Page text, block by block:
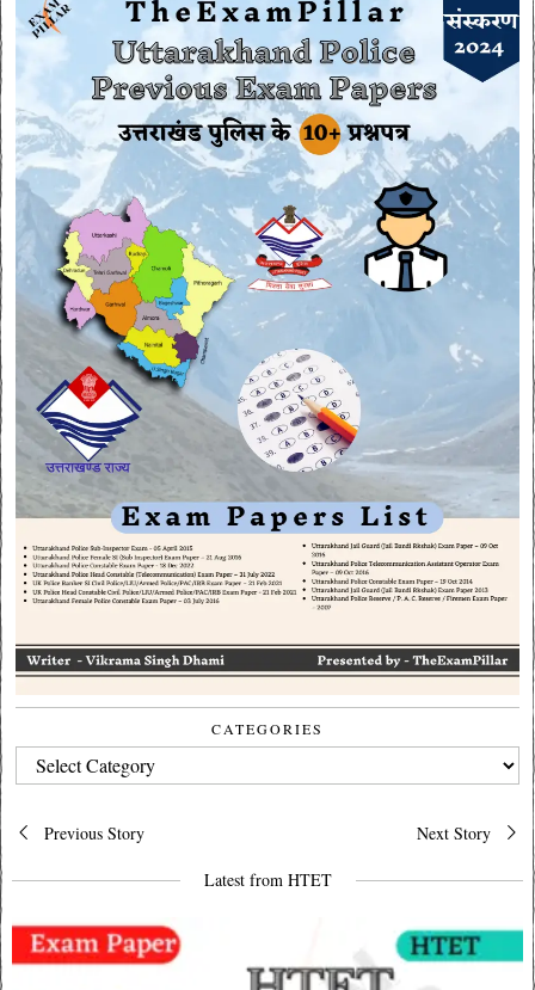
CATEGORIES
CATEGORIES
Post
navigation
Previous Story Next Story
Latest from HTET